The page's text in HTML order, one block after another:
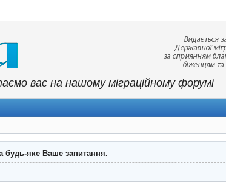
вас на нашому міграційному форумі
будь-яке Ваше запитання.